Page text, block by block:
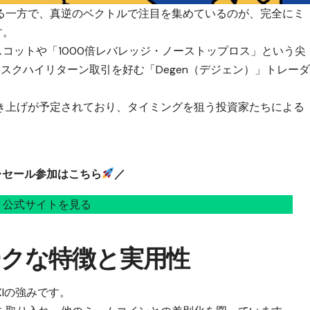
方で、真逆のベクトルで注目を集めているのが、完全にミ
ットや「1000倍レバレッジ・ノーストップロス」という尖
クハイリターン取引を好む「Degen（デジェン）」トレーダ
げが予定されており、タイミングを狙う投資家たちによる
ール参加はこちら ／
公式サイトを見る
な特徴と実用性
の強みです。